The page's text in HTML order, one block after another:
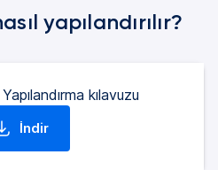
yapılandırılır?
kılavuzu
İndir